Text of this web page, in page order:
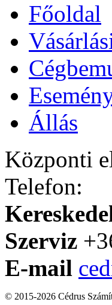
Főoldal
Állás
Központi
Telefon:
Szerviz
E-mail
© 2015-2026 Cédrus